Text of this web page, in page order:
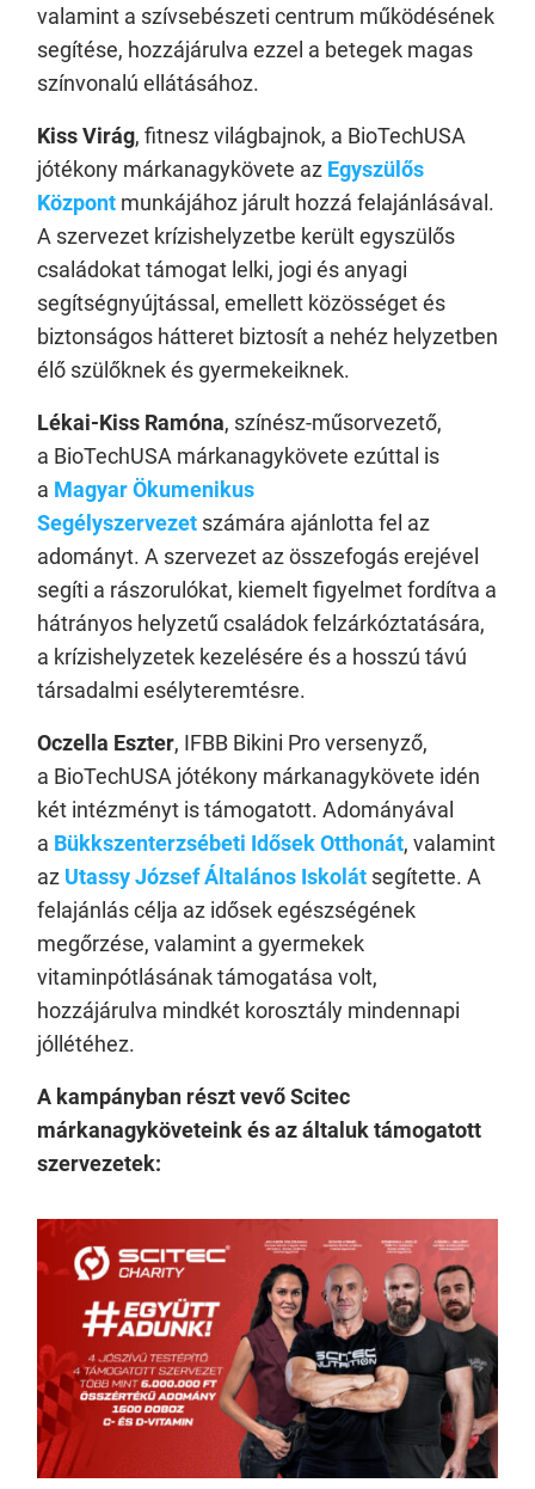
valamint a szívsebészeti centrum működésének
segítése, hozzájárulva ezzel a betegek magas
színvonalú ellátásához.
Kiss Virág, fitnesz világbajnok, a BioTechUSA
jótékony márkanagykövete az Egyszülős
Központ munkájához járult hozzá felajánlásával.
A szervezet krízishelyzetbe került egyszülős
családokat támogat lelki, jogi és anyagi
segítségnyújtással, emellett közösséget és
biztonságos hátteret biztosít a nehéz helyzetben
élő szülőknek és gyermekeiknek.
Lékai-Kiss Ramóna, színész-műsorvezető,
a BioTechUSA márkanagykövete ezúttal is
a Magyar Ökumenikus
Segélyszervezet számára ajánlotta fel az
adományt. A szervezet az összefogás erejével
segíti a rászorulókat, kiemelt figyelmet fordítva a
hátrányos helyzetű családok felzárkóztatására,
a krízishelyzetek kezelésére és a hosszú távú
társadalmi esélyteremtésre.
Oczella Eszter, IFBB Bikini Pro versenyző,
a BioTechUSA jótékony márkanagykövete idén
két intézményt is támogatott. Adományával
a Bükkszenterzsébeti Idősek Otthonát, valamint
az Utassy József Általános Iskolát segítette. A
felajánlás célja az idősek egészségének
megőrzése, valamint a gyermekek
vitaminpótlásának támogatása volt,
hozzájárulva mindkét korosztály mindennapi
jóllétéhez.
A kampányban részt vevő Scitec
márkanagyköveteink és az általuk támogatott
szervezetek: